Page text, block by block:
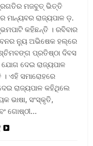
ମଜବୁତ୍ ଭିତ୍ତି
ମାନ୍ୟବର ରାଜ୍ୟପାଳ ଡ଼.
କହିଛନ୍ତି । ରବିବାର
ନ୍ୟୁ ଅଭିଷେକ ହଲ୍‌ରେ
ପ୍ରତିଷ୍ଠା ଦିବସ
ଯୋଗ ଦେଇ ରାଜ୍ୟପାଳ
। ଏହି ସମାରୋହରେ
ରାଜ୍ୟପାଳ କହିଥିଲେ
ଭାଷା, ସଂସ୍କୃତି,
ଗୋଷ୍ଠୀ…